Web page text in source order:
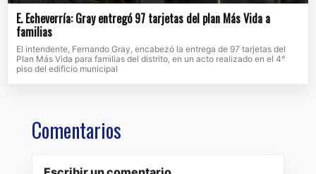
E. Echeverría: Gray entregó 97 tarjetas del plan Más Vida a
familias
El intendente, Fernando Gray, encabezó la entrega de 97 tarjetas del
Plan Más Vida para familias del distrito, en un acto realizado en el 4°
piso del edificio municipal
Comentarios